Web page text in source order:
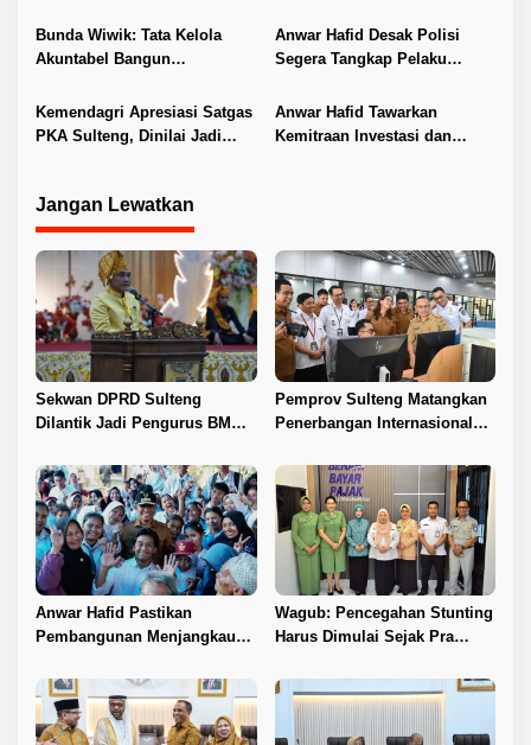
s
Bunda Wiwik: Tata Kelola
Akuntabel Bangun
Anwar Hafid Desak Polisi
Segera Tangkap Pelaku
di Duyu
Kemendagri Apresiasi Satgas
PKA Sulteng, Dinilai Jadi
Anwar Hafid Tawarkan
Kemitraan Investasi dan
Jangan Lewatkan
Sekwan DPRD Sulteng
Dilantik Jadi Pengurus BMA
Pemprov Sulteng Matangkan
Penerbangan Internasional
Anwar Hafid Pastikan
Pembangunan Menjangkau
Wagub: Pencegahan Stunting
Harus Dimulai Sejak Pra